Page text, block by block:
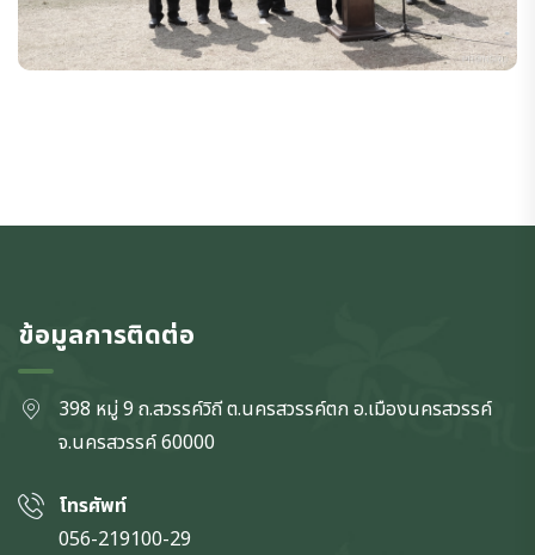
ข้อมูลการติดต่อ
398 หมู่ 9 ถ.สวรรค์วิถี ต.นครสวรรค์ตก อ.เมืองนครสวรรค์
จ.นครสวรรค์60000
โทรศัพท์
056-219100-29